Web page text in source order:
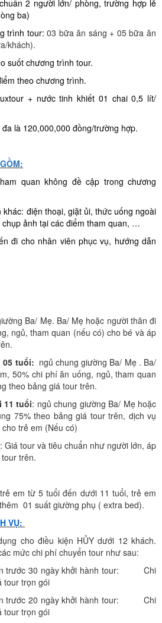
2 người lớn/ phòng, trường hợp lẻ
ba)
trình tour:03 bữa ăn sáng + 05 bữa ăn
khách).
suốt chương trình tour.
theo chương trình.
+ nước tinh khiết 01 chai 0,5 lít/
là 120,000,000 đồng/trường hợp.
quan không đề cập trong chương
khác: điện thoại, giặt ủi, thức uống ngoài
ảnh tại các điểm tham quan, …
đi cho nhân viên phục vụ, hướng dẫn
Ba/ Mẹ. Ba/ Mẹ hoặc người thân đi
ngủ, tham quan (nếu có) cho bé và áp
05 tuổi: ngủ chung giường Ba/ Mẹ . Ba/
50% chi phí ăn uống, ngủ, tham quan
theo bảng giá tour trên.
11 tuổi: ngủ chung giường Ba/ Mẹ hoặc
75% theo bảng giá tour trên, dịch vụ
trẻ em (Nếu có)
: Giá tour và tiêu chuẩn như người lớn, áp
trên.
em từ 5 tuổi đến dưới 11 tuổi, trẻ em
01 suất giường phụ ( extra bed).
VỤ:
cho điều kiện HỦY dưới 12 khách.
mức chi phí chuyển tour như sau:
trước 30 ngày khởi hành tour: Chi
tour trọn gói
trước 20 ngày khởi hành tour: Chi
tour trọn gói